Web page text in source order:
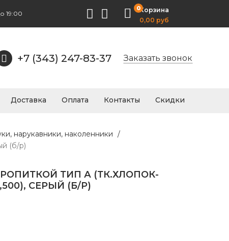
19:00
0Корзина
0,00 руб
+7 (343) 247-83-37 Заказать звонок
Доставка Оплата Контакты Скидки
нарукавники, наколенники /
(б/р)
ТИП А (ТК.ХЛОПОК-
СЕРЫЙ (Б/Р)